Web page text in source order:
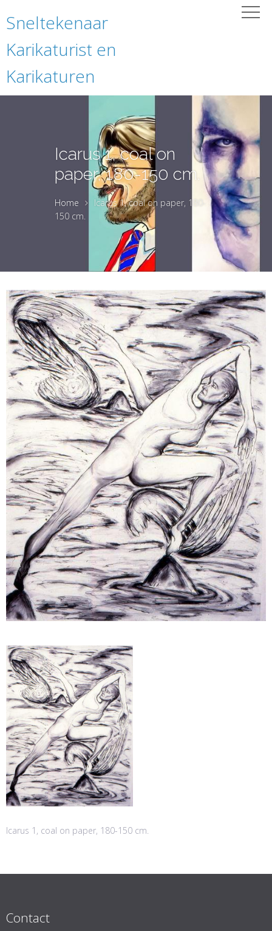
Sneltekenaar
Karikaturist en
Karikaturen
Icarus 1, coal on
paper, 180-150 cm.
Home
Icarus 1, coal on paper, 180-
150 cm.
Icarus 1, coal on paper, 180-150 cm.
Contact